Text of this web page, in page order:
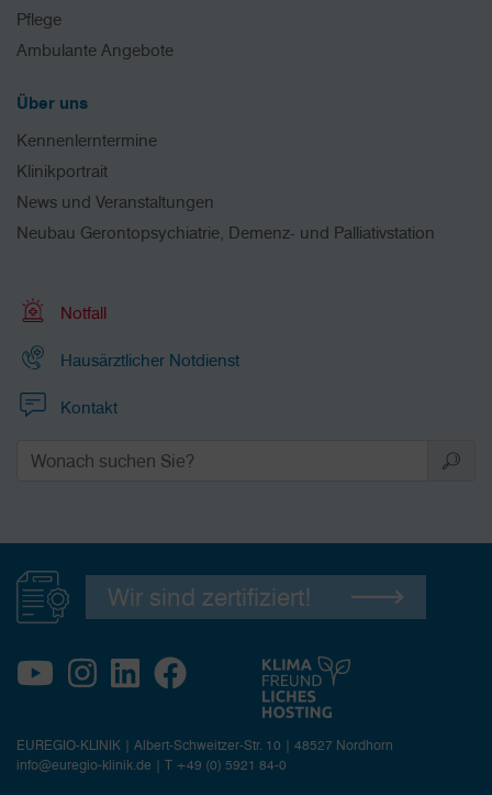
Pflege
Ambulante Angebote
Über uns
Kennenlerntermine
Klinikportrait
News und Veranstaltungen
Neubau Gerontopsychiatrie, Demenz- und Palliativstation
Notfall
Hausärztlicher Notdienst
Kontakt
Wir sind zertifiziert!
EUREGIO-KLINIK | Albert-Schweitzer-Str. 10 | 48527 Nordhorn
info@euregio-klinik.de | T +49 (0) 5921 84-0